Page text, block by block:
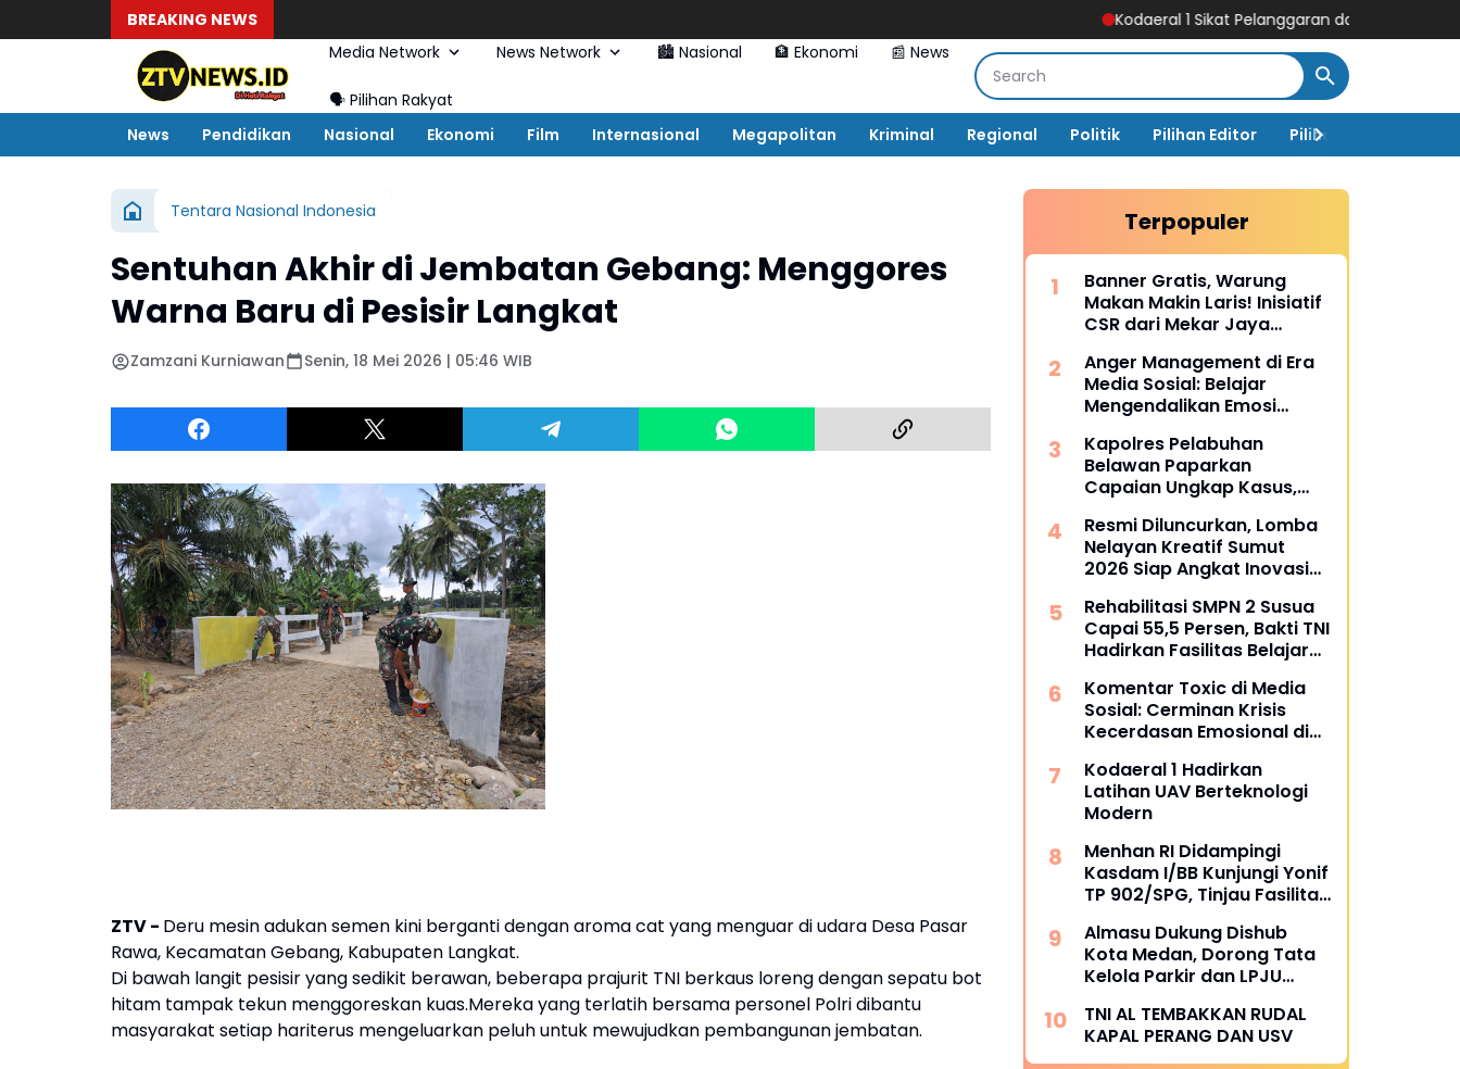
BREAKING NEWS
Kodaeral 1 Sikat Pelanggaran dan Amankan Empat Senjata
Media Network
News Network 🏙️ Nasional 🏦 Ekonomi 📰 News
🗣️ Pilihan Rakyat
News
Pendidikan Nasional Ekonomi Film Internasional Megapolitan Kriminal Regional Politik Pilihan Editor Pilihan Rakyat
Tentara Nasional Indonesia
Sentuhan Akhir di Jembatan Gebang: Menggores
Warna Baru di Pesisir Langkat
Zamzani Kurniawan Senin, 18 Mei 2026 | 05:46 WIB
ZTV - Deru mesin adukan semen kini berganti dengan aroma cat yang menguar di udara Desa Pasar
Rawa, Kecamatan Gebang, Kabupaten Langkat.
Di bawah langit pesisir yang sedikit berawan, beberapa prajurit TNI berkaus loreng dengan sepatu bot
hitam tampak tekun menggoreskan kuas.Mereka yang terlatih bersama personel Polri dibantu
masyarakat setiap hariterus mengeluarkan peluh untuk mewujudkan pembangunan jembatan.
Terpopuler
Banner Gratis, Warung
Makan Makin Laris! Inisiatif
CSR dari Mekar Jaya
Universitas Siber Asia
Anger Management di Era
Media Sosial: Belajar
Mengendalikan Emosi
Kapolres Pelabuhan
Belawan Paparkan
Capaian Ungkap Kasus,
Premanisme dan Narkoba
Resmi Diluncurkan, Lomba
Nelayan Kreatif Sumut
2026 Siap Angkat Inovasi
Rehabilitasi SMPN 2 Susua
Capai 55,5 Persen, Bakti TNI
Hadirkan Fasilitas Belajar
Komentar Toxic di Media
Sosial: Cerminan Krisis
Kecerdasan Emosional di
Kodaeral 1 Hadirkan
Latihan UAV Berteknologi
Modern
Menhan RI Didampingi
Kasdam I/BB Kunjungi Yonif
TP 902/SPG, Tinjau Fasilitas
Almasu Dukung Dishub
Kota Medan, Dorong Tata
Kelola Parkir dan LPJU
TNI AL TEMBAKKAN RUDAL
KAPAL PERANG DAN USV